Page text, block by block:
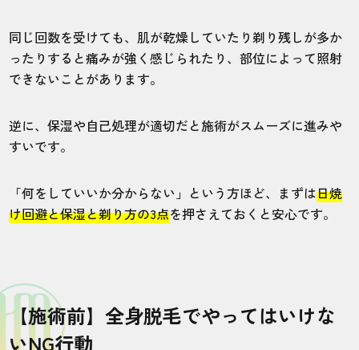
同じ回数を受けても、肌が乾燥していたり剃り残しが多か
ったりすると痛みが強く感じられたり、部位によって照射
できないことがあります。
逆に、保湿や自己処理が適切だと施術がスムーズに進みや
すいです。
「何をしていいか分からない」という方ほど、まずは日焼
け回避と保湿と剃り方の3点を押さえておくと安心です。
【施術前】全身脱毛でやってはいけな
いNG行動